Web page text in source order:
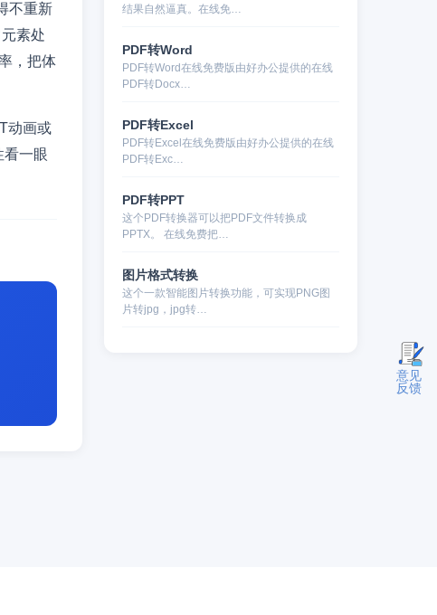
不重新
素处
，把体
动画或
看一眼
结果自然逼真。在线免…
PDF转Word
PDF转Word在线免费版由好办公提供的在线
PDF转Docx…
PDF转Excel
PDF转Excel在线免费版由好办公提供的在线
PDF转Exc…
PDF转PPT
这个PDF转换器可以把PDF文件转换成
PPTX。 在线免费把…
图片格式转换
这个一款智能图片转换功能，可实现PNG图
片转jpg，jpg转…
意见
反馈